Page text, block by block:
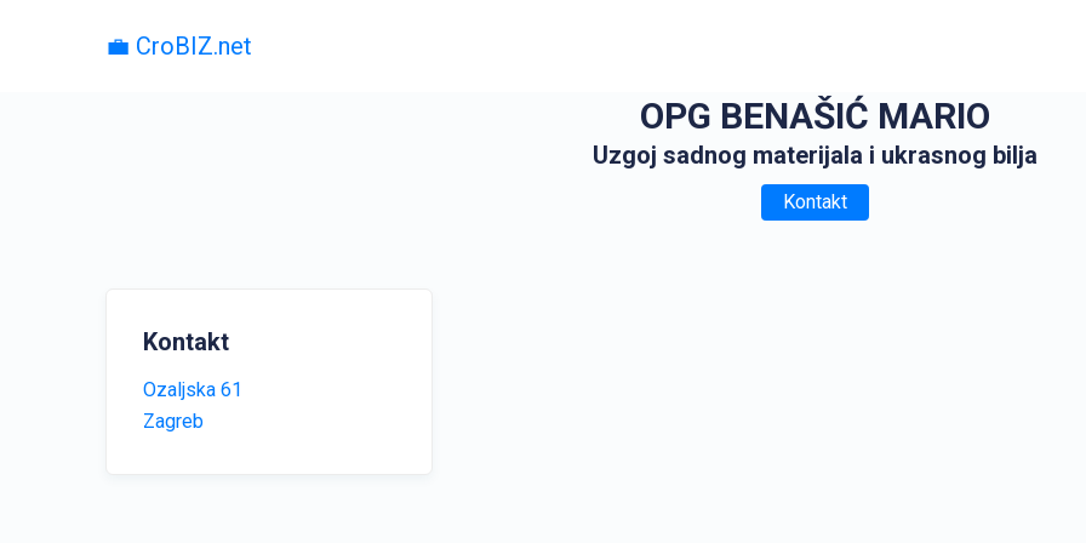
💼 CroBIZ.net
OPG BENAŠIĆ MARIO
Uzgoj sadnog materijala i ukrasnog bilja
Kontakt
Kontakt
Ozaljska 61
Zagreb